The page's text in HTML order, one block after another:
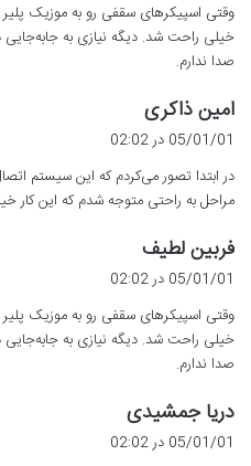
:
وقتی اسپیکرهای سقفی رو به موزیک
خیلی راحت شد. دیگه نیازی به
صدا ندارم.
امین ذاکری
ف
:
05/01/01 در 02:02
در ابتدا تصور می‌کردم که این سیستم
مراحل به راحتی متوجه شدم که این کار
فربین لطیف
ف
:
05/01/01 در 02:02
وقتی اسپیکرهای سقفی رو به موزیک
خیلی راحت شد. دیگه نیازی به
صدا ندارم.
دریا جمشیدی
ف
05/01/01 در 02:02